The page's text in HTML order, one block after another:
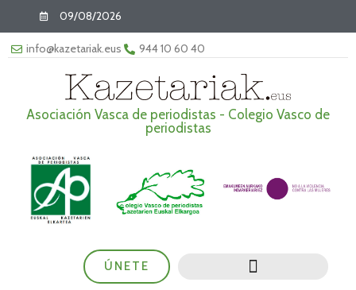
09/08/2026
info@kazetariak.eus 944 10 60 40
Asociación Vasca de periodistas - Colegio Vasco de
periodistas
ÚNETE